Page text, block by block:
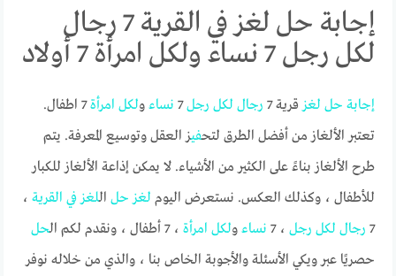
إجابة حل لغز في القرية 7 رجال
لكل رجل 7 نساء ولكل امرأة 7 أولاد
إجابة حل لغز قرية 7 رجال لكل رجل7 نساء ولكل امرأة
7 اطفال.
تعتبر الألغاز من أفضل الطرق لتحفيز العقل وتوسيع المعرفة. يتم
طرح الألغاز بناءً على الكثير من الأشياء. لا يمكن إذاعة الألغاز للكبار
للأطفال ، وكذلك العكس. نستعرض اليوم لغز حل اللغز في القرية ،
7 رجال لكل رجل ، 7 نساء ولكل امرأة ، 7 أطفال ، ونقدم لكم ال
حل
حصريًا عبر ويكي الأسئلة والأجوبة الخاص بنا ، والذي من خلاله نوفر